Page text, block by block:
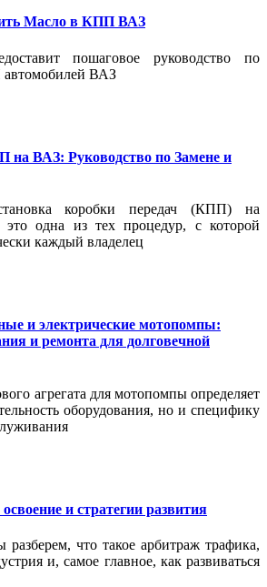
Масло в КПП ВАЗ
пошаговое руководство по
автомобилей ВАЗ
на ВАЗ: Руководство по Замене и
коробки передач (КПП) на
одна из тех процедур, с которой
каждый владелец
и электрические мотопомпы:
и ремонта для долговечной
агрегата для мотопомпы определяет
оборудования, но и специфику
и стратегии развития
разберем, что такое арбитраж трафика,
и, самое главное, как развиваться